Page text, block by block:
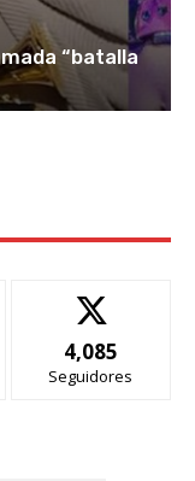
“batalla
4,085
Seguidores